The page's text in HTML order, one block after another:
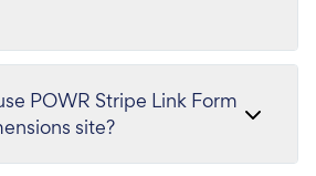
POWR Stripe Link Form
site?